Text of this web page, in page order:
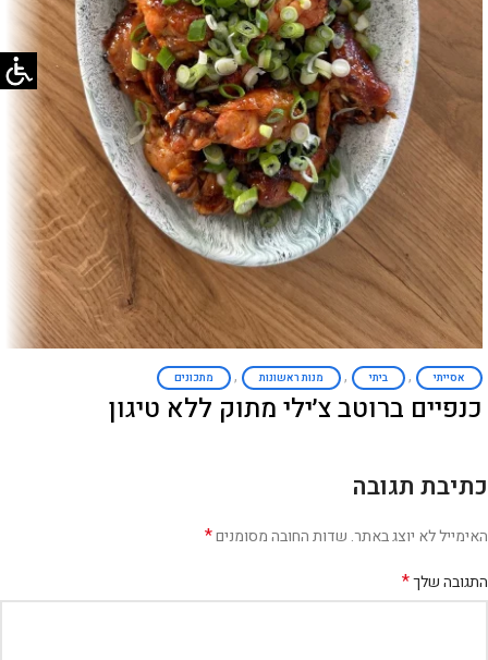
אסייתי , ביתי , מנות ראשונות , מתכונים
כנפיים ברוטב צ׳ילי מתוק ללא טיגון
כתיבת תגובה
האימייל לא יוצג באתר. שדות החובה מסומנים*
התגובה שלך*